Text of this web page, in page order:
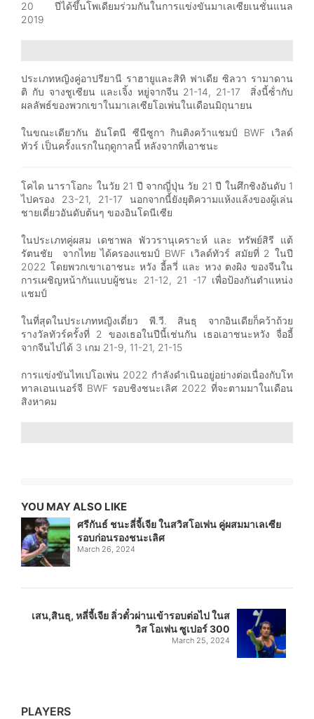
20 ปีได้ขึ้นโพเดียมร่วมกันในการแข่งขันมาเลเซียเนชั่นแนล
2019
ประเภทหญิงคู่อาปรียานี ราฮายูและสิทิ ฟาเดีย ซิลวา รามาดาน
ติ กับ จางชูเซียน และเจิ้ง หยู่จากจีน 21-14, 21-17 สิ่งนี้ซ้ํากับ
ผลลัพธ์ของพวกเขาในมาเลเซียโอเพ่นในเดือนมิถุนายน
ในขณะเดียวกัน อันโตนี ซีนีซูกา กินติงคว้าแชมป์ BWF เวิลด์
ทัวร์ เป็นครั้งแรกในฤดูกาลนี้ หลังจากที่เอาชนะ
โคได นาราโอกะ ในวัย 21 ปี จากญี่ปุ่น วัย 21 ปี ในศึกชิงอันดับ 1
ไปครอง 23-21, 21-17 นอกจากนี้ยังยุติความแห้งแล้งของผู้เล่น
ชายเดี่ยวอันดับต้นๆ ของอินโดนีเซีย
ในประเภทคู่ผสม เดชาพล พัววรานุเคราะห์ และ ทรัพย์สิรี แต้
รัตนชัย จากไทย ได้ครองแชมป์ BWF เวิลด์ทัวร์ สมัยที่ 2 ในปี
2022 โดยพวกเขาเอาชนะ หวัง อี้ลวี่ และ หวง ตงผิง ของจีนใน
การเผชิญหน้ากันแบบผู้ชนะ 21-12, 21 -17 เพื่อป้องกันตําแหน่ง
แชมป์
ในที่สุดในประเภทหญิงเดี่ยว พี.วี. สินธุ จากอินเดียก็คว้าถ้วย
รางวัลทัวร์ครั้งที่ 2 ของเธอในปีนี้เช่นกัน เธอเอาชนะหวัง จื่ออี้
จากจีนไปได้ 3 เกม 21-9, 11-21, 21-15
การแข่งขันไทเปโอเพ่น 2022 กําลังดําเนินอยู่อย่างต่อเนื่องกับโท
ทาลเอนเนอร์จี BWF รอบชิงชนะเลิศ 2022 ที่จะตามมาในเดือน
สิงหาคม
YOU MAY ALSO LIKE
ศรีกันธ์ ชนะลี่จี้เจีย ในสวิสโอเพ่น คู่ผสมมาเลเซีย
รอบก่อนรองชนะเลิศ
March 26, 2024
เสน,สินธุ, หลี่จี้เจีย ลิ่วตั๋วผ่านเข้ารอบต่อไป ในส
วิส โอเพ่น ซูเปอร์ 300
March 25, 2024
PLAYERS